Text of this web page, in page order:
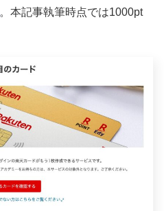
。本記事執筆時点では1000pt